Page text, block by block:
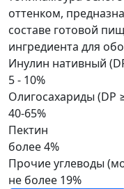
оттенком,
составе готовой
ингредиента для
Инулин нативный
5 - 10%
Олигосахариды (DP
40-65%
Пектин
более 4%
Прочие углеводы
не более 19%